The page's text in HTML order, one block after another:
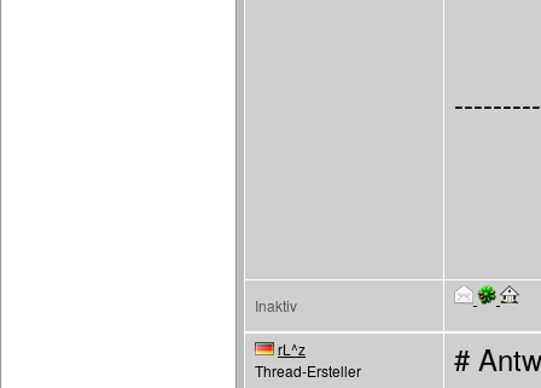
Inaktiv
rL^z
Thread-Ersteller
#